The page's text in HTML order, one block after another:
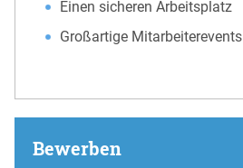
Einen sicheren Arbeitsplatz
Großartige Mitarbeiterevents
Bewerben